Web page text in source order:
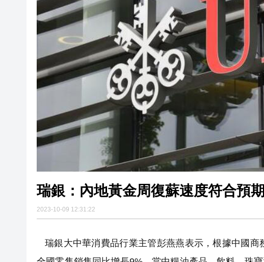
騰出更多時間專注做好宏福苑火災獨立
50餘位頂尖專家共話時代命題
海南澄邁文儒煥新升級 五組數據見證文
梁振英率港區全國政協委員考察團來瓊考
2025年海南儋州以舊換新帶動消費約18
山東26戶省屬國企去年合計營收2.58萬
瀋陽鐵西校園閱讀活動解鎖閱讀新玩法
2023-10-09 12:31:22
瑞銀大中華消費品行業主管彭燕燕表示，根據中國